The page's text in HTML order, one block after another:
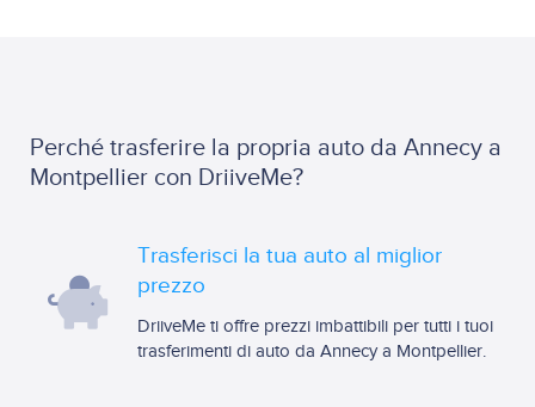
Perché trasferire la propria auto da Annecy a
Montpellier con DriiveMe?
Trasferisci la tua auto al miglior
prezzo
DriiveMe ti offre prezzi imbattibili per tutti i tuoi
trasferimenti di auto da Annecy a Montpellier.